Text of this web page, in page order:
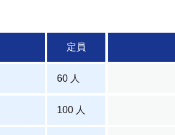
定員
60 人
100 人